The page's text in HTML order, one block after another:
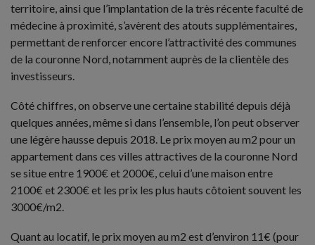
territoire, ainsi que l’implantation de la très récente faculté de
médecine à proximité, s’avèrent des atouts supplémentaires,
permettant de renforcer encore l’attractivité des communes
de la couronne Nord, notamment auprès de la clientèle des
investisseurs.
Côté chiffres, on observe une certaine stabilité depuis déjà
quelques années, même si dans l’ensemble, l’on peut observer
une légère hausse depuis 2018. Le prix moyen au m2 pour un
appartement dans ces villes attractives de la couronne Nord
se situe entre 1900€ et 2000€, celui d’une maison entre
2100€ et 2300€ et les prix les plus hauts côtoient souvent les
3000€/m2.
Quant au locatif, le prix moyen au m2 est d’environ 11€ (pour